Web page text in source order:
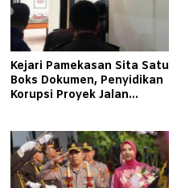
Kejari Pamekasan Sita Satu
Boks Dokumen, Penyidikan
Korupsi Proyek Jalan